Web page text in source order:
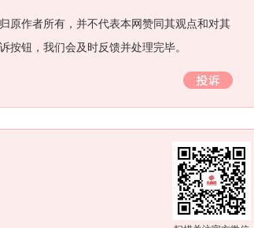
原作者所有，并不代表本网赞同其观点和对其
按钮，我们会及时反馈并处理完毕。